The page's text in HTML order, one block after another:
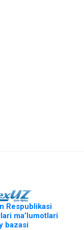
Respublikasi
ma’lumotlari
bazasi